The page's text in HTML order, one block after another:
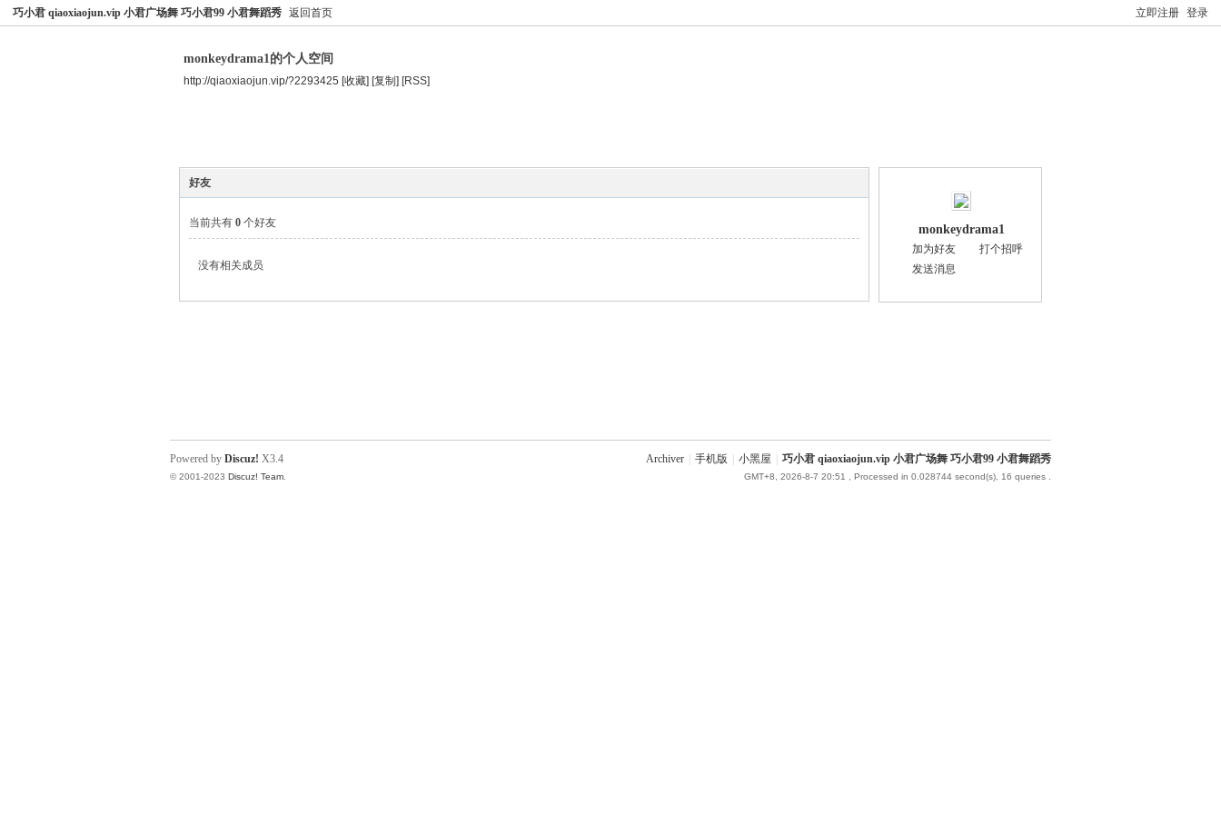
立即注册 登录
巧小君 qiaoxiaojun.vip 小君广场舞 巧小君99 小君舞蹈秀 返回首页
monkeydrama1的个人空间
http://qiaoxiaojun.vip/?2293425 [收藏] [复制] [RSS]
好友
当前共有 0 个好友
没有相关成员
monkeydrama1
加为好友
打个招呼
发送消息
Archiver 手机版 小黑屋 巧小君 qiaoxiaojun.vip 小君广场舞 巧小君99 小君舞蹈秀
GMT+8, 2026-8-7 20:51 , Processed in 0.028744 second(s), 16 queries .
Powered by Discuz! X3.4
© 2001-2023 Discuz! Team